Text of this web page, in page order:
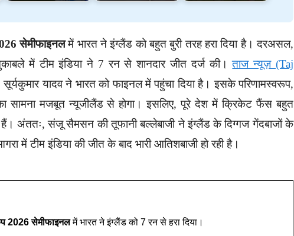
सेमीफाइनलमें भारत ने इंग्लैंड को बहुत बुरी तरह हरा दिया है। दरअसल,
में टीम इंडिया ने 7 रन से शानदार जीत दर्ज की।ताज न्यूज़ (Taj
यादव ने भारत को फाइनल में पहुंचा दिया है। इसके परिणामस्वरूप,
सामना मजबूत न्यूजीलैंड से होगा। इसलिए, पूरे देश में क्रिकेट फैंस बहुत
हैं। अंततः, संजू सैमसन की तूफानी बल्लेबाजी ने इंग्लैंड के दिग्गज गेंदबाजों के
में टीम इंडिया की जीत के बाद भारी आतिशबाजी हो रही है।
2026 सेमीफाइनलमें भारत ने इंग्लैंड को 7 रन से हरा दिया।